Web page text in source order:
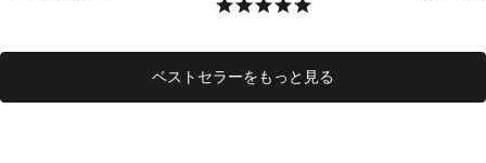
ベストセラーをもっと見る